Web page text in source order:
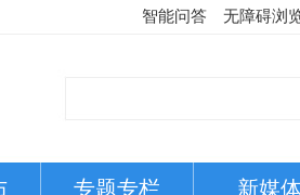
智能问答 无障碍浏
专题专栏 新媒体